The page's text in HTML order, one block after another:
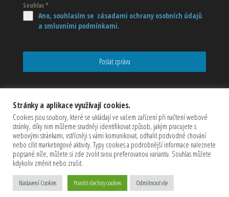
Souhlas*
Ano, souhlasím se zásadami ochrany osobních údajů
a smluvními podmínkami.
Poslat zprávu
Copyrights © 2026 CZECHMASTER Servis s.r.o (Všechna práva
vyhrazena)
Stránky a aplikace využívají cookies.
Cookies jsou soubory, které se ukládají ve vašem zařízení při načtení webové
stránky, díky nim můžeme snadněji identifikovat způsob, jakým pracujete s
webovými stránkami, vstřícněji s vámi komunikovat, odhalit podvodné chování
nebo cílit marketingové aktivity. Typy cookies a podrobnější informace naleznete
popsané níže, můžete si zde zvolit svou preferovanou variantu. Souhlas můžete
kdykoliv změnit nebo zrušit.
Nastavení Cookies Povolit všechny cookies Odmítnout vše